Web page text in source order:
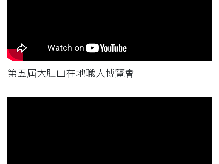
第五屆大肚山在地職人博覽會